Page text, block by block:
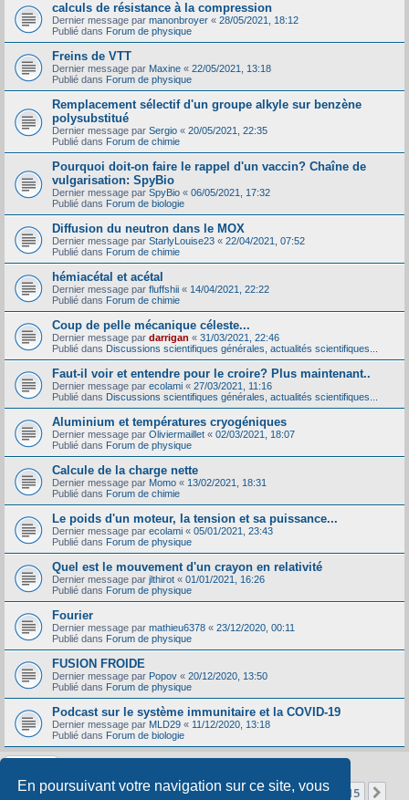
En poursuivant votre navigation sur ce site, vous
calculs de résistance à la compression
Dernier message par manonbroyer « 28/05/2021, 18:12
Publié dans Forum de physique
Freins de VTT
Dernier message par Maxine « 22/05/2021, 13:18
Publié dans Forum de physique
Remplacement sélectif d'un groupe alkyle sur benzène
polysubstitué
Dernier message par Sergio « 20/05/2021, 22:35
Publié dans Forum de chimie
Pourquoi doit-on faire le rappel d'un vaccin? Chaîne de
vulgarisation: SpyBio
Dernier message par SpyBio « 06/05/2021, 17:32
Publié dans Forum de biologie
Diffusion du neutron dans le MOX
Dernier message par StarlyLouise23 « 22/04/2021, 07:52
Publié dans Forum de chimie
hémiacétal et acétal
Dernier message par fluffshii « 14/04/2021, 22:22
Publié dans Forum de chimie
Coup de pelle mécanique céleste...
Dernier message par darrigan « 31/03/2021, 22:46
Publié dans Discussions scientifiques générales, actualités scientifiques...
Faut-il voir et entendre pour le croire? Plus maintenant..
Dernier message par ecolami « 27/03/2021, 11:16
Publié dans Discussions scientifiques générales, actualités scientifiques...
Aluminium et températures cryogéniques
Dernier message par Oliviermaillet « 02/03/2021, 18:07
Publié dans Forum de physique
Calcule de la charge nette
Dernier message par Momo « 13/02/2021, 18:31
Publié dans Forum de chimie
Le poids d'un moteur, la tension et sa puissance...
Dernier message par ecolami « 05/01/2021, 23:43
Publié dans Forum de physique
Quel est le mouvement d'un crayon en relativité
Dernier message par jlthirot « 01/01/2021, 16:26
Publié dans Forum de physique
Fourier
Dernier message par mathieu6378 « 23/12/2020, 00:11
Publié dans Forum de physique
FUSION FROIDE
Dernier message par Popov « 20/12/2020, 13:50
Publié dans Forum de physique
Podcast sur le système immunitaire et la COVID-19
Dernier message par MLD29 « 11/12/2020, 13:18
Publié dans Forum de biologie
La recherche a retourné 356 résultats Page 1sur15
1 2 3 4 5 … 15